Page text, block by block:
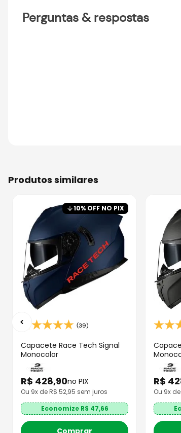
Perguntas & respostas
produtos similares
10% OFF NO PIX
(39)
Capacete Race Tech Signal
Monocolor
R$ 428,90no PIX
Ou 9x de R$ 52,95 sem juros
Economize R$ 47,66
R$
Ou 9x